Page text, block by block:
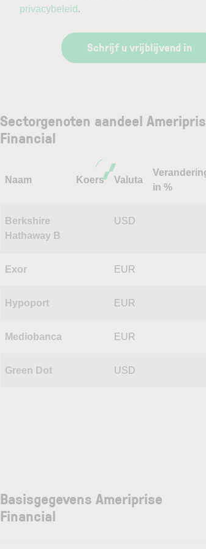
privacybeleid .
Schrijf u vrijblijvend in
Sectorgenoten aandeel
Financial
Naam Koers Valuta
in %
Berkshire
Hathaway B
USD
Exor EUR
Hypoport EUR
Mediobanca EUR
Green Dot USD
Basisgegevens Ameriprise
Financial